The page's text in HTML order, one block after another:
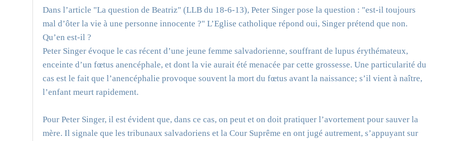
Dans l’article "La question de Beatriz" (LLB du 18-6-13), Peter Singer pose la question : "est-il toujours
mal d’ôter la vie à une personne innocente ?" L’Eglise catholique répond oui, Singer prétend que non.
Qu’en est-il ?
Peter Singer évoque le cas récent d’une jeune femme salvadorienne, souffrant de lupus érythémateux,
enceinte d’un fœtus anencéphale, et dont la vie aurait été menacée par cette grossesse. Une particularité du
cas est le fait que l’anencéphalie provoque souvent la mort du fœtus avant la naissance; s’il vient à naître,
l’enfant meurt rapidement.
Pour Peter Singer, il est évident que, dans ce cas, on peut et on doit pratiquer l’avortement pour sauver la
mère. Il signale que les tribunaux salvadoriens et la Cour Suprême en ont jugé autrement, s’appuyant sur